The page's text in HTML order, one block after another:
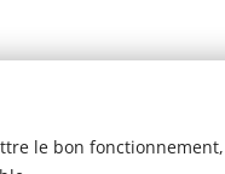
le bon